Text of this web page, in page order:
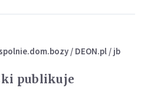
/ DEON.pl / jb
publikuje